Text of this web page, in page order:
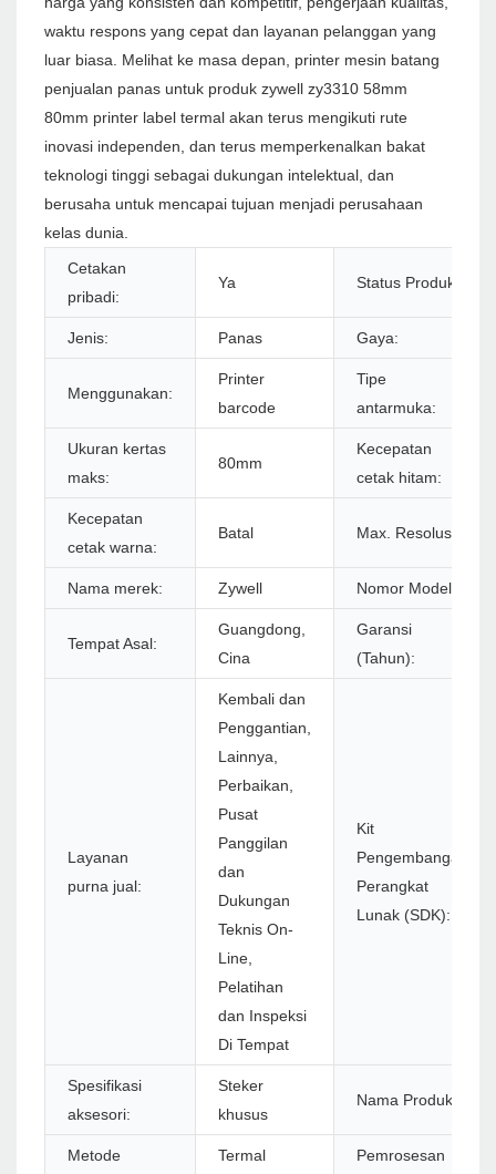
waktu respons yang cepat dan layanan pelanggan yang
luar biasa. Melihat ke masa depan, printer mesin batang
penjualan panas untuk produk zywell zy3310 58mm
80mm printer label termal akan terus mengikuti rute
inovasi independen, dan terus memperkenalkan bakat
teknologi tinggi sebagai dukungan intelektual, dan
berusaha untuk mencapai tujuan menjadi perusahaan
kelas dunia.
Cetakan
pribadi:
Ya Status Produk:
Jenis: Panas Gaya:
Menggunakan:
Printer
barcode
Tipe
antarmuka:
Ukuran kertas
maks:
80mm
Kecepatan
cetak hitam:
Kecepatan
cetak warna:
Batal Max. Resolusi:
Nama merek: Zywell Nomor Model:
Tempat Asal:
Guangdong,
Cina
Garansi
(Tahun):
Layanan
purna jual:
Kembali dan
Penggantian,
Lainnya,
Perbaikan,
Pusat
Panggilan
dan
Dukungan
Teknis On-
Line,
Pelatihan
dan Inspeksi
Di Tempat
Kit
Pengembangan
Perangkat
Lunak (SDK):
Spesifikasi
aksesori:
Steker
khusus
Nama Produk:
Metode
Termal
Pemrosesan